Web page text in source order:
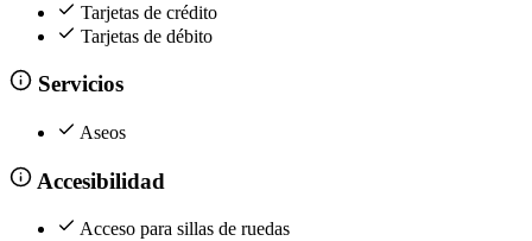
Tarjetas de crédito
Tarjetas de débito
Servicios
Aseos
Accesibilidad
Acceso para sillas de ruedas